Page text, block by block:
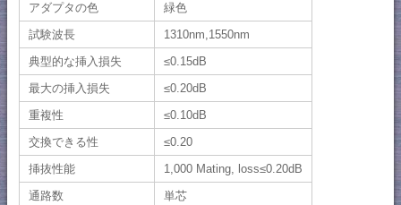
アダプタの色
緑色
試験波長
1310nm,1550nm
典型的な挿入損失
≤0.15dB
最大の挿入損失
≤0.20dB
重複性
≤0.10dB
交換できる性
≤0.20
挿抜性能
1,000 Mating, loss≤0.20dB
通路数
単芯